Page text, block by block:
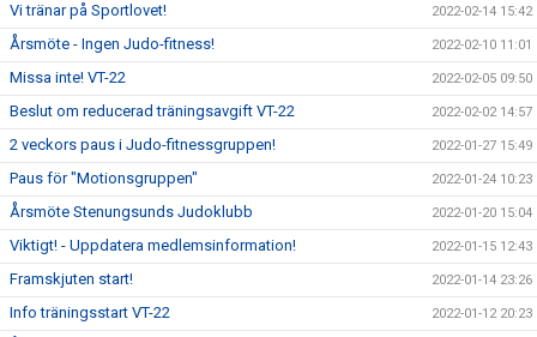
Vi tränar på Sportlovet! 2022-02-14 15:42
Årsmöte - Ingen Judo-fitness! 2022-02-10 11:01
Missa inte! VT-22 2022-02-05 09:50
Beslut om reducerad träningsavgift VT-22 2022-02-02 14:57
2 veckors paus i Judo-fitnessgruppen! 2022-01-27 15:49
Paus för "Motionsgruppen" 2022-01-24 10:23
Årsmöte Stenungsunds Judoklubb 2022-01-20 15:04
Viktigt! - Uppdatera medlemsinformation! 2022-01-15 12:43
Framskjuten start! 2022-01-14 23:26
Info träningsstart VT-22 2022-01-12 20:23